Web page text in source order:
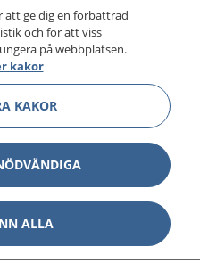
och göra dina
1177 för
runt.
må bättre.
Visa
Visa
att ge dig en förbättrad
och för att viss
på webbplatsen.
kakor
KAKOR
ALLA